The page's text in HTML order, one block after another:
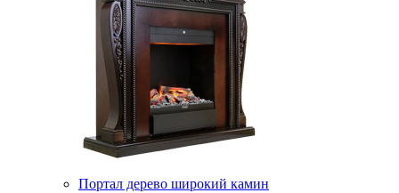
Портал дерево широкий камин